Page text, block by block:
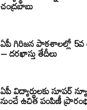
చంద్రబాబు
ఏపీ గిరిజన పాఠశాలల్లో 5వ
– దరఖాస్తు తేదీలు
ఏపీ విద్యార్థులకు సూపర్
నుంచే ఉచిత పంపిణీ